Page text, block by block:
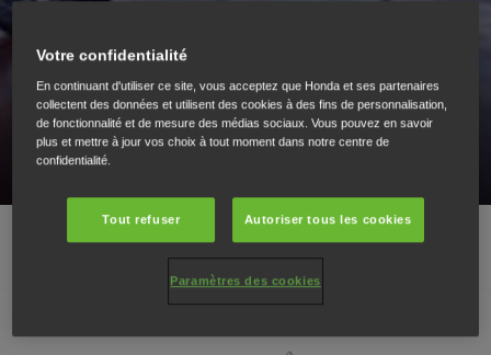
125CC
Découvrez le plaisir de rouler.
Votre confidentialité
En continuant d'utiliser ce site, vous acceptez que Honda et ses partenaires
collectent des données et utilisent des cookies à des fins de personnalisation,
de fonctionnalité et de mesure des médias sociaux. Vous pouvez en savoir
plus et mettre à jour vos choix à tout moment dans notre centre de
confidentialité.
Tout refuser Autoriser tous les cookies
Paramètres des cookies